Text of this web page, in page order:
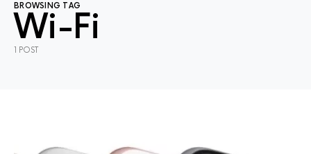
BROWSING TAG
Wi-Fi
1 POST